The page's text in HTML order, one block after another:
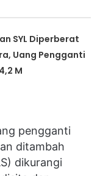
SYL Diperberat
Uang Pengganti
M
pengganti
ditambah
dikurangi